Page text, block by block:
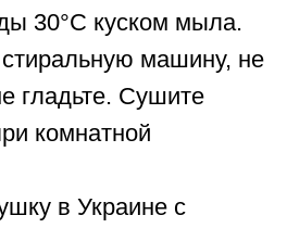
30°C куском мыла.
машину, не
гладьте. Сушите
комнатной
в Украине с